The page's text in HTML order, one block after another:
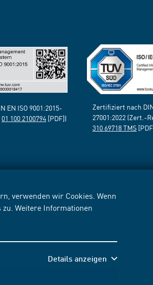
verwenden wir Cookies. Wenn
Weitere Informationen
Details anzeigen
EN ISO 9001:2015-
01 100 2100794 [PDF])
Zertifiziert nach
27001:2022 (Zert.-
310 69718 TMS